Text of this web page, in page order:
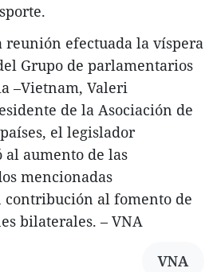
reunión efectuada la víspera
Grupo de parlamentarios
–Vietnam, Valeri
de la Asociación de
el legislador
aumento de las
mencionadas
contribución al fomento de
bilaterales. – VNA
VNA